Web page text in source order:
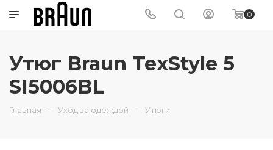
0
Утюг Braun TexStyle 5
SI5006BL
Главная Уход за одеждой Утюги